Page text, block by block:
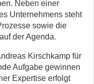
Neben einer
Unternehmens steht
sowie die
der Agenda.
Kirschkamp für
Aufgabe gewinnen
Expertise erfolgt